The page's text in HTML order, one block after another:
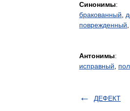
Синонимы:
бракованный
поврежденный
Антонимы:
исправный
ДЕФЕКТ